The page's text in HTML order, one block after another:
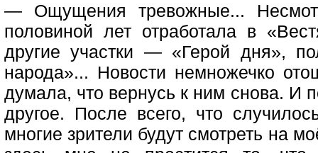
— Ощущения тревожные...
половиной лет отработала в
другие участки — «Герой дня»,
народа»... Новости немножечко
думала, что вернусь к ним снова. И
другое. После всего, что
многие зрители будут смотреть на